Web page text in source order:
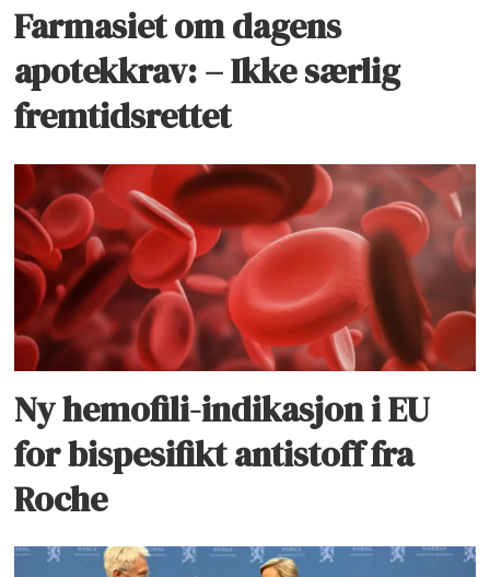
Farmasiet om dagens
apotekkrav: – Ikke særlig
fremtidsrettet
Ny hemofili-indikasjon i EU
for bispesifikt antistoff fra
Roche